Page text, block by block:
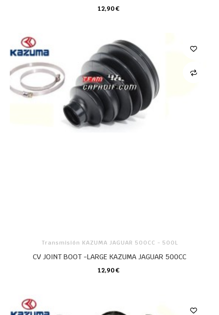
12,90 €
CARRO
Transmisión KAZUMA JAGUAR 500CC - 500L
CV JOINT BOOT -LARGE KAZUMA JAGUAR 500CC
12,90 €
CARRO